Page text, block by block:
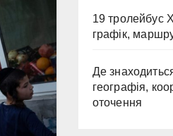
19 тролейбус
графік,
Де
географія,
оточення